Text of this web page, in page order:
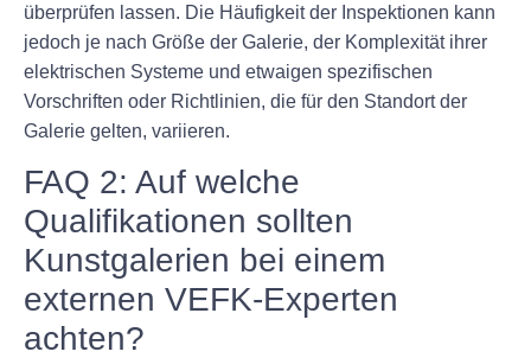
überprüfen lassen. Die Häufigkeit der Inspektionen kann
jedoch je nach Größe der Galerie, der Komplexität ihrer
elektrischen Systeme und etwaigen spezifischen
Vorschriften oder Richtlinien, die für den Standort der
Galerie gelten, variieren.
FAQ 2: Auf welche
Qualifikationen sollten
Kunstgalerien bei einem
externen VEFK-Experten
achten?